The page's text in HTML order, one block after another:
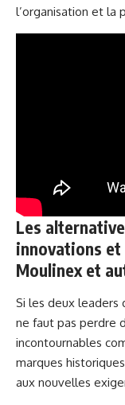
l’organisation et la
Les
innovations et
Moulinex et
Si les deux leaders
ne faut pas perdre
incontournables
marques
aux nouvelles